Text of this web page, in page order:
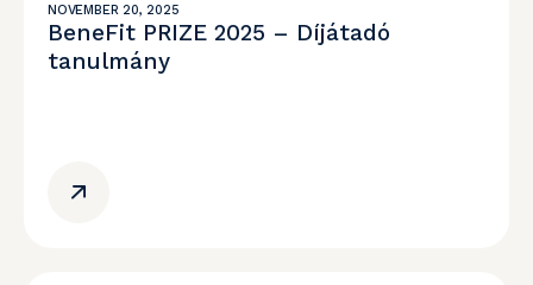
NOVEMBER 20, 2025
BeneFit PRIZE 2025 – Díjátadó
tanulmány